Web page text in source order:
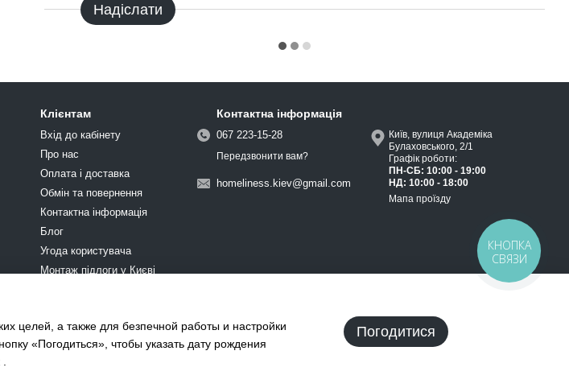
Надіслати
Клієнтам
Вхід до кабінету
Про нас
Оплата і доставка
Обмін та повернення
Контактна інформація
Блог
Угода користувача
Монтаж підлоги у Києві
Контактна інформація
067 223-15-28
Передзвонити вам?
homeliness.kiev@gmail.com
Київ, вулиця Академіка
Булаховського, 2/1
Графік роботи:
ПН-СБ: 10:00 - 19:00
НД: 10:00 - 18:00
Мапа проїзду
целей, а также для безпечной работы и настройки
«Погодиться», чтобы указать дату рождения
Погодитися
КНОПКА
СВЯЗИ